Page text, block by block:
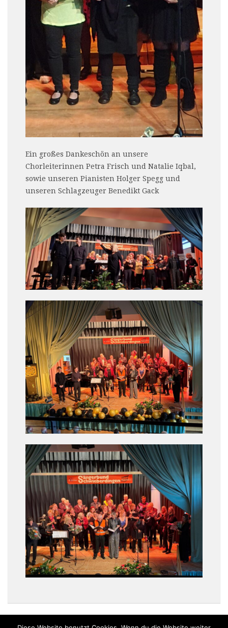
Ein großes Dankeschön an unsere
Chorleiterinnen Petra Frisch und Natalie Iqbal,
sowie unseren Pianisten Holger Spegg und
unseren Schlagzeuger Benedikt Gack